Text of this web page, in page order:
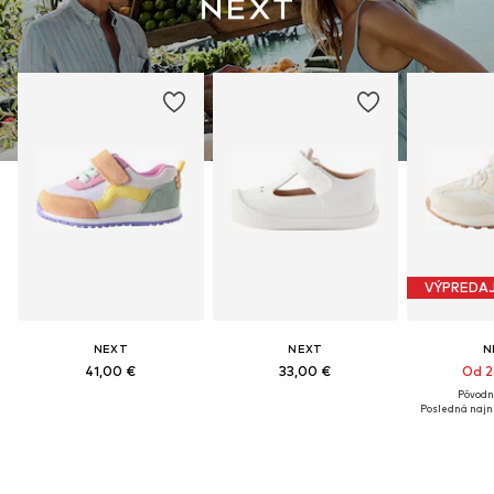
NEXT
41,00 €
NEXT
33,00 € Od
Posledná